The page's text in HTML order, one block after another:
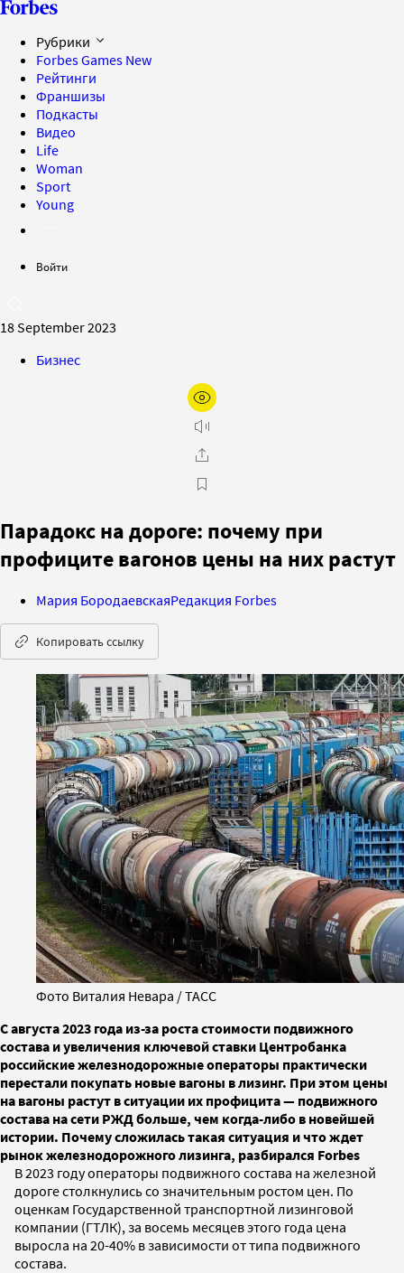
Рубрики
Forbes Games New
Рейтинги
Франшизы
Подкасты
Видео
Life
Woman
Sport
Young
Войти
18 September 2023
Бизнес
Парадокс на дороге: почему при
профиците вагонов цены на них растут
Мария БородаевскаяРедакция Forbes
Копировать ссылку
Фото Виталия Невара / ТАСС
С августа 2023 года из-за роста стоимости подвижного
состава и увеличения ключевой ставки Центробанка
российские железнодорожные операторы практически
перестали покупать новые вагоны в лизинг. При этом цены
на вагоны растут в ситуации их профицита — подвижного
состава на сети РЖД больше, чем когда-либо в новейшей
истории. Почему сложилась такая ситуация и что ждет
рынок железнодорожного лизинга, разбирался Forbes
В 2023 году операторы подвижного состава на железной
дороге столкнулись со значительным ростом цен. По
оценкам Государственной транспортной лизинговой
компании (ГТЛК), за восемь месяцев этого года цена
выросла на 20-40% в зависимости от типа подвижного
состава.